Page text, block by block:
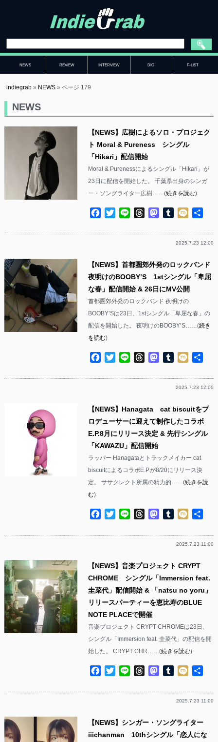
NEWS REVIEW INTERVIEW DIG P-LIST
indiegrab » NEWS »ページ 179
NEWS
【NEWS】広樹によるソロ・プロジェク
ト Moral & Pureness シングル
「Hikari」配信開始
Moral & Purenessによるシングル「Hikari」が
23日に配信を開始した。 千葉県出身のシンガ
ー・ソングライター広樹……(続きを読む)
Facebook
TwitterLine ThreadsMastodon
Tumblr
Mixi
2025.7.23 12:00
【NEWS】首都圏郊外発のロックバンド
夜明けのBOOBY’S 1stシングル「卑屈
な春」配信開始 & 26日にMV公開
首都圏郊外発のロックバンド 夜明けの
BOOBY’Sは23日、1stシングル「卑屈な春」の
配信を開始した。 夜明けのBOOBY’S……(続き
を読む)
Facebook
TwitterLine ThreadsMastodon
Tumblr
Mixi
2025.7.23 12:00
【NEWS】Hanagata cat biscuitをプ
ロデューサーに迎えて制作したコラボ
E.P.8月にリリース決定 & 先行シングル
「KAWAZU」配信開始
ラッパー Hanagataとトラックメイカー cat
biscuitによるコラボE.P.が8/20にリリース決
定。 ササクレクト所属の精力的……(続きを読
む)
Facebook
TwitterLine ThreadsMastodon
Tumblr
Mixi
2025.7.23 11:00
【NEWS】音楽プロジェクト CRYPT
CHROME シングル「Immersion feat.
圭菜代」配信開始 & 「natsu no yoru」
リリースパーティーを恵比寿のBLUE
NOTE PLACEで開催
音楽プロジェクト CRYPT CHROMEは23日、
シングル「Immersion feat. 圭菜代」の配信を開
始した。 CRYPT CHR……(続きを読む)
Facebook
TwitterLine ThreadsMastodon
Tumblr
Mixi
2025.7.23 11:00
【NEWS】シンガー・ソングライター
iiichanman 10thシングル「恋人にな